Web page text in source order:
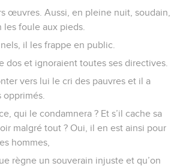
œuvres. Aussi, en pleine nuit, soudain,
les foule aux pieds.
il les frappe en public.
dos et ignoraient toutes ses directives.
vers lui le cri des pauvres et il a
qui le condamnera ? Et s’il cache sa
malgré tout ? Oui, il en est ainsi pour
hommes,
règne un souverain injuste et qu’on